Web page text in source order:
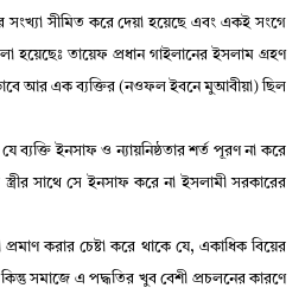
সংখ্যা সীমিত করে দেয়া হয়েছে এবং একই সংগে
হয়েছেঃ তায়েফ প্রধান গাইলানের ইসলাম গ্রহণ
আর এক ব্যক্তির (নওফল ইবনে মুআবীয়া) ছিল
যে ব্যক্তি ইনসাফ ও ন্যায়নিষ্ঠতার শর্ত পূরণ না করে
স্ত্রীর সাথে সে ইনসাফ করে না ইসলামী সরকারের
করার চেষ্টা করে থাকে যে, একাধিক বিয়ের
সমাজে এ পদ্ধতির খুব বেশী প্রচলনের কারণে